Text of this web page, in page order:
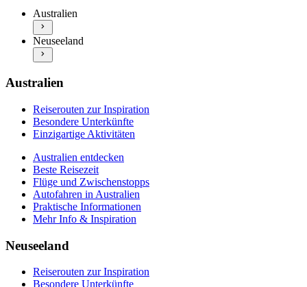
Flüge und Zwischenstopps
Autofahren in Australien
Praktische Informationen
Mehr Info & Inspiration
Einzigartige Aktivitäten
Neuseeland entdecken
Beste Reisezeit
Flüge und Zwischenstopps
Praktische Informationen
Australien
Neuseeland
Australien
Reiserouten zur Inspiration
Besondere Unterkünfte
Einzigartige Aktivitäten
Australien entdecken
Beste Reisezeit
Flüge und Zwischenstopps
Autofahren in Australien
Praktische Informationen
Mehr Info & Inspiration
Neuseeland
Reiserouten zur Inspiration
Besondere Unterkünfte